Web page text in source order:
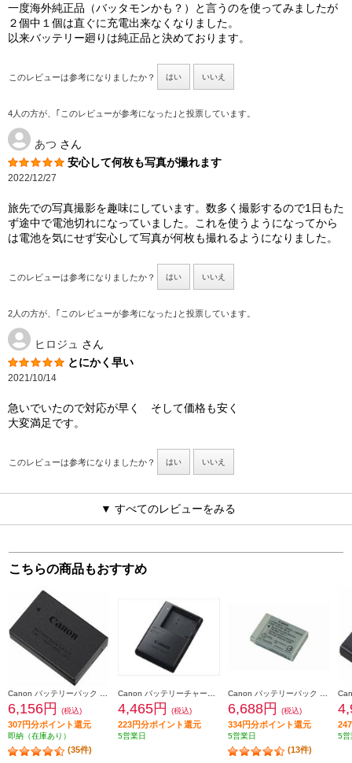
一度海外純正品（バッタモンかも？）と言うのを使ってみましたが
２個中１個は直ぐに充電出来なくなりました。
以来バッテリー廻りは純正品と決めております。
このレビューは参考になりましたか？ はい いいえ
4人の方が、｢このレビューが参考になった｣と投票しています。
あつ さん
安心して何枚も写真が撮れます
2022/12/27
旅先での写真撮影を趣味にしています。数多く撮影するので1日もた
ず途中で電池切れになっていました。これを使うようになってから
は電池を気にせず安心して写真が何枚も撮れるようになりました。
このレビューは参考になりましたか？ はい いいえ
2人の方が、｢このレビューが参考になった｣と投票しています。
ヒロジュ さん
とにかく早い
2021/10/14
急いでいたので対応が早く そして価格も安く
大変満足です。
このレビューは参考になりましたか？ はい いいえ
▼ すべてのレビューをみる
こちらの商品もおすすめ
6,156円 (税込)
307円分ポイント還元
即納（在庫あり）
(35件)
4,465円 (税込)
223円分ポイント還元
5営業日
6,688円 (税込)
334円分ポイント還元
5営業日
(13件)
5営